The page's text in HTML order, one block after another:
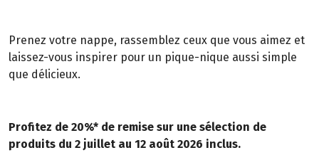
Prenez votre nappe, rassemblez ceux que vous aimez et
laissez-vous inspirer pour un pique-nique aussi simple
que délicieux.
Profitez de 20%* de remise sur une sélection de
produits du 2 juillet au 12 août 2026 inclus.